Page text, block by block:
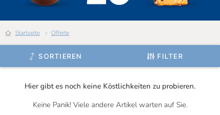
Startseite offerte
SORTIEREN FILTER
Hier gibt es noch keine Köstlichkeiten zu probieren.
Keine Panik! Viele andere Artikel warten auf Sie.